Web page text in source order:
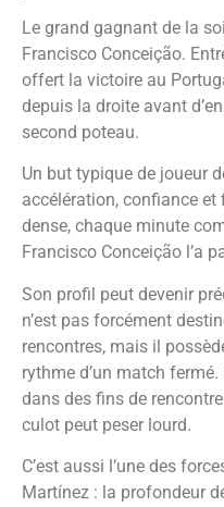
Le grand gagnant de la
Francisco Conceição.
offert la victoire au
depuis la droite avant
second poteau.
Un but typique de joueur
accélération, confiance
dense, chaque minute
Francisco Conceição l’a
Son profil peut devenir
n’est pas forcément
rencontres, mais il
rythme d’un match
dans des fins de
culot peut peser lourd.
C’est aussi l’une des
Martínez : la profondeur